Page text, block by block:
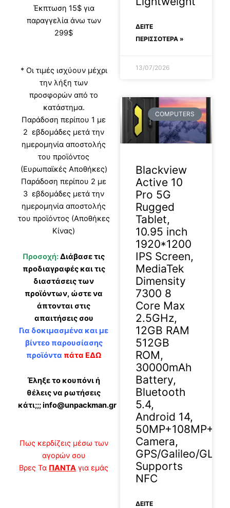
Έκπτωση 15$ για
παραγγελία άνω των
299$
* Οι τιμές ισχύουν μέχρι
την λήξη των
προσφορών από το
κατάστημα.
Παράδοση περίπου 1 με
2 εβδομάδες μετά την
ημερομηνία αποστολής
του προϊόντος
(Ευρωπαϊκές Αποθήκες)
Παράδοση περίπου 2 με
3 εβδομάδες μετά την
ημερομηνία αποστολής
του προϊόντος (Αποθήκες
Κίνας)
Προσοχή:Διάβασε τις
προδιαγραφές και τις
διαστάσεις των
προϊόντων, ώστε να
άπτονται στις
απαιτήσεις σου
Για δοκιμασμένα και με
βίντεο παρουσίασης
προϊόντα πάτα ΕΔΩ
Έληξε το κουπόνι ή
θέλεις να ρωτήσεις
κάτι;;; info@unpackman.gr
Πως κερδίζεις μέσω των
αγορών σου
Βρες Τα ΠΑΝΤΑ για εμάς
ΔΕΊΤΕ
ΠΕΡΙΣΣΟΤΕΡΑ »
13/07/2026
COMPUTERS
Blackview
Active 10
Pro 5G
Rugged
Tablet,
10.95 inch
1920*1200
IPS Screen,
MediaTek
Dimensity
7300 8
Core Max
2.5GHz,
12GB RAM
512GB
ROM,
30000mAh
Battery,
Bluetooth
5.4,
Android 14,
Camera,
GPS/Galileo/
Supports
NFC
ΔΕΊΤΕ